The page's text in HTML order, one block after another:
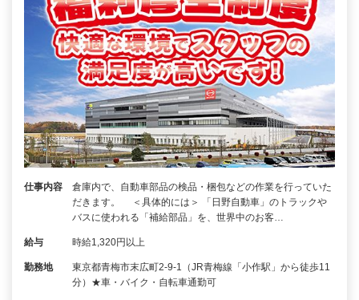
仕事内容
倉庫内で、自動車部品の検品・梱包などの作業を行っていた
だきます。 ＜具体的には＞ 「日野自動車」のトラックや
バスに使われる「補給部品」を、世界中のお客…
給与 時給1,320円以上
勤務地
東京都青梅市末広町2-9-1（JR青梅線「小作駅」から徒歩11
分）★車・バイク・自転車通勤可